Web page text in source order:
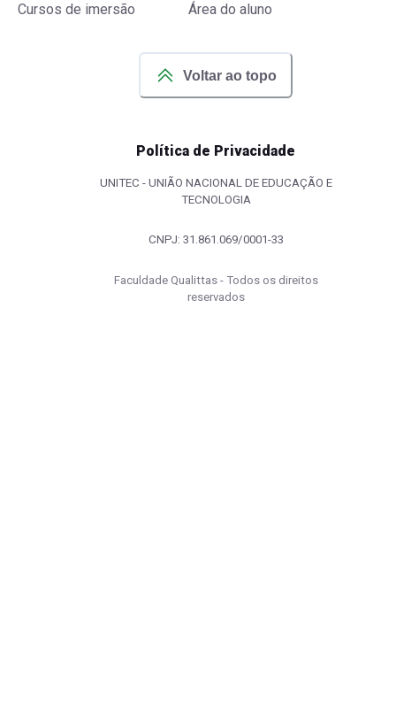
Cursos de imersão
Área do aluno
Voltar ao topo
Política de Privacidade
UNITEC - UNIÃO NACIONAL DE EDUCAÇÃO E
TECNOLOGIA
CNPJ: 31.861.069/0001-33
Faculdade Qualittas - Todos os direitos
reservados